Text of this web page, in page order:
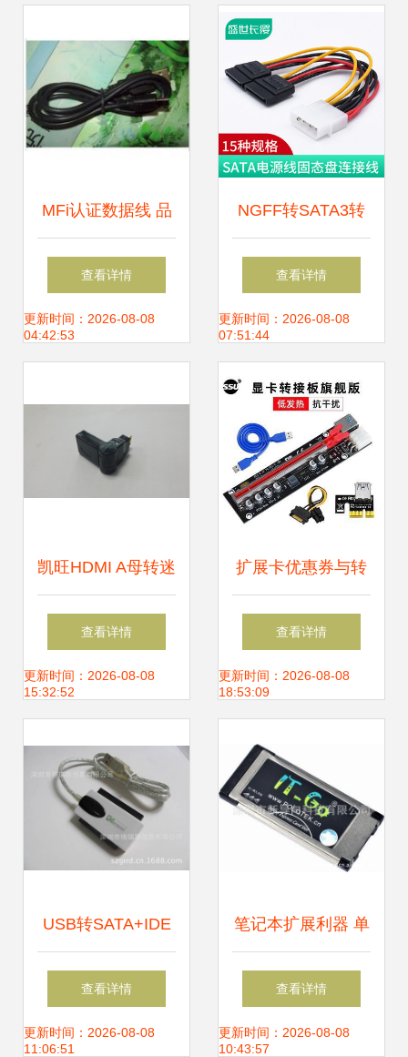
MFi认证数据线 品
质与价值的折中选
择
查看详情
更新时间：2026-08-08
04:42:53
NGFF转SATA3转
接卡 解锁M2固态
硬盘高速读写新体
查看详情
更新时间：2026-08-08
07:51:44
凯旺HDMI A母转迷
你HDMI公头180°
可旋转转接头 灵活
用之选
查看详情
更新时间：2026-08-08
15:32:52
扩展卡优惠券与转
接卡转接线价格解
析
查看详情
更新时间：2026-08-08
18:53:09
USB转SATA+IDE
易驱转接线 格瑞斯
的匠心之作，数据
查看详情
更新时间：2026-08-08
11:06:51
笔记本扩展利器 单
口USB3.0转
Express Card转接
查看详情
更新时间：2026-08-08
10:43:57